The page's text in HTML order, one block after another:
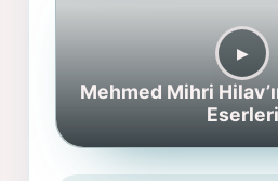
▶︎
Mehmed Mihri
Eserleri